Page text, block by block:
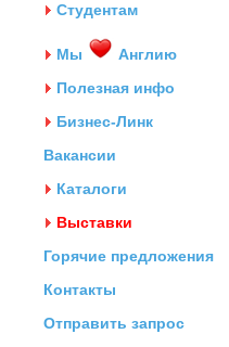
Студентам
Мы
Англию
Полезная инфо
Бизнес-Линк
Вакансии
Каталоги
Выставки
Горячие предложения
Контакты
Отправить запрос